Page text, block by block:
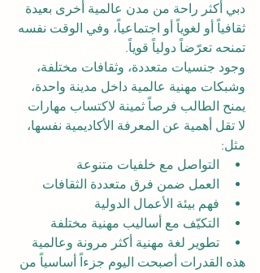
دبي أكثر راحة من مدن عالمية أخرى بعيدة
ثقافياً أو لغوياً أو اجتماعياً، وفي الوقت نفسه
تمنحه تعرّضاً دولياً قوياً.
وجود جنسيات متعددة، وثقافات مختلفة،
وشبكات مهنية عالمية داخل مدينة واحدة،
يمنح الطالب فرصاً ثمينة لاكتساب مهارات
لا تقل أهمية عن المعرفة الأكاديمية نفسها،
مثل:
التواصل مع خلفيات متنوعة
العمل ضمن فرق متعددة الثقافات
فهم بيئة الأعمال الدولية
التكيّف مع أساليب مهنية مختلفة
تطوير لغة مهنية أكثر مرونة وعالمية
هذه القدرات أصبحت اليوم جزءاً أساسياً من